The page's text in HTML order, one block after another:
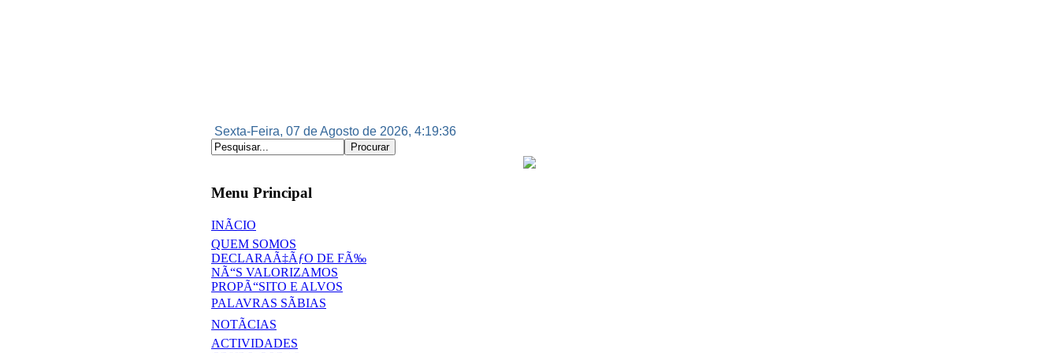
Sexta-Feira, 07 de Agosto de 2026, 4:19:37
Menu Principal
INÃCIO
QUEM SOMOS
DECLARAÃ‡ÃƒO DE FÃ‰
NÃ“S VALORIZAMOS
PROPÃ“SITO E ALVOS
PALAVRAS SÃBIAS
NOTÃCIAS
ACTIVIDADES